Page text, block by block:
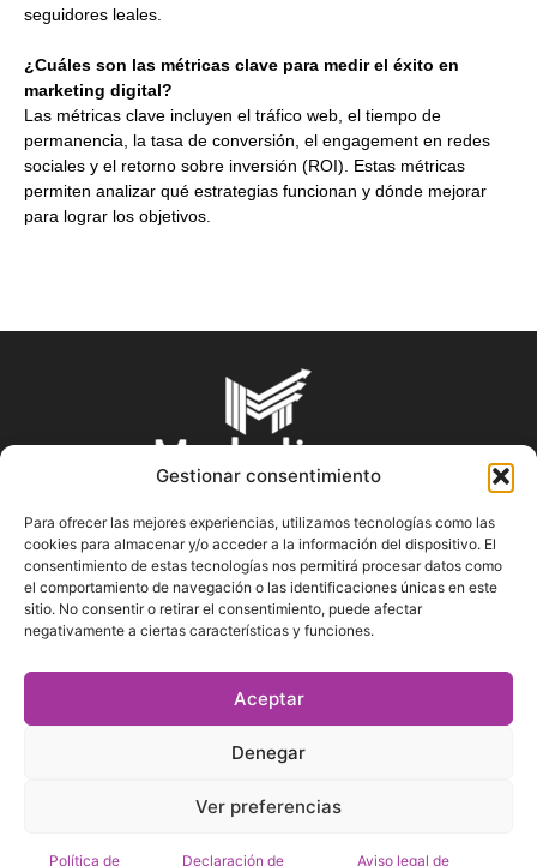
Gestionar consentimiento
Para ofrecer las mejores experiencias, utilizamos tecnologías como las
cookies para almacenar y/o acceder a la información del dispositivo. El
consentimiento de estas tecnologías nos permitirá procesar datos como
el comportamiento de navegación o las identificaciones únicas en este
sitio. No consentir o retirar el consentimiento, puede afectar
negativamente a ciertas características y funciones.
Aceptar
Denegar
Ver preferencias
Política de Declaración de Aviso legal de
seguidores leales.
¿Cuáles son las métricas clave para medir el éxito en
marketing digital?
Las métricas clave incluyen el tráfico web, el tiempo de
permanencia, la tasa de conversión, el engagement en redes
sociales y el retorno sobre inversión (ROI). Estas métricas
permiten analizar qué estrategias funcionan y dónde mejorar
para lograr los objetivos.
SOBRE NOSOTROS
En Marketin.es encontrarás la más actualizada y veraz
información sobre el mundo del marketing; consejos
SÍGUENOS